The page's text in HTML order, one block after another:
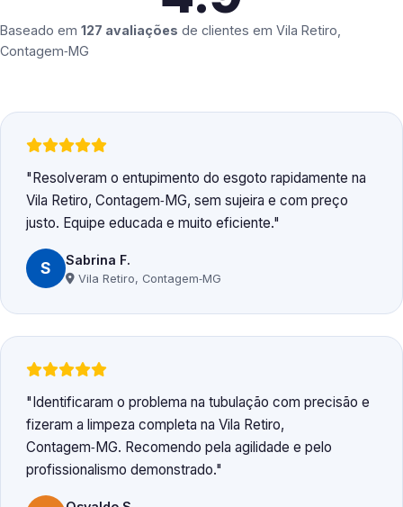
Baseado em 127 avaliações de clientes em Vila Retiro,
Contagem‑MG
Resolveram o entupimento do esgoto rapidamente na
Vila Retiro, Contagem‑MG, sem sujeira e com preço
justo. Equipe educada e muito eficiente.
S Sabrina F.
Vila Retiro, Contagem‑MG
Identificaram o problema na tubulação com precisão e
fizeram a limpeza completa na Vila Retiro,
Contagem‑MG. Recomendo pela agilidade e pelo
profissionalismo demonstrado.